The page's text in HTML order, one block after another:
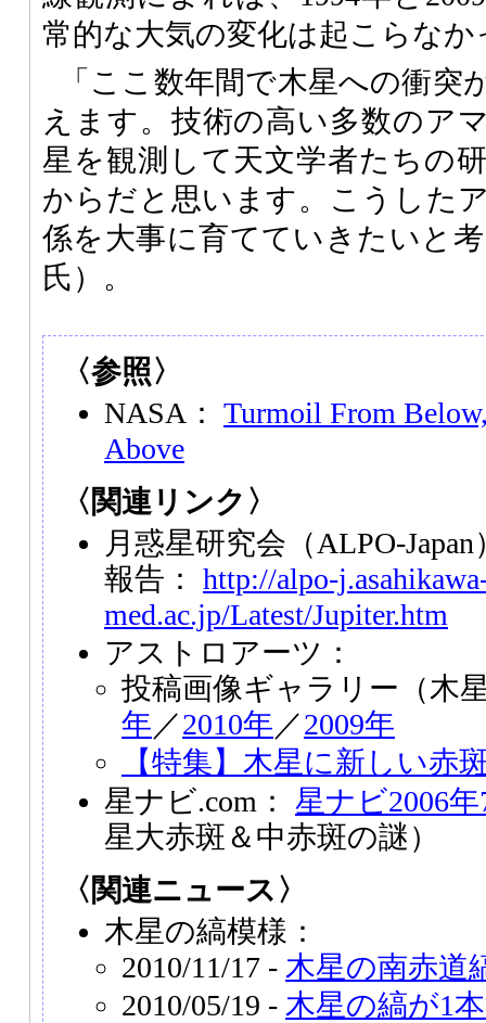
常的な大気の変化は起こらな
「ここ数年間で木星への衝突
えます。技術の高い多数のア
星を観測して天文学者たちの
からだと思います。こうした
係を大事に育てていきたいと
氏）。
〈参照〉
NASA： Turmoil From
Above
〈関連リンク〉
月惑星研究会（ALPO-
報告： http://alpo-
med.ac.jp/Latest/Jupiter.htm
アストロアーツ：
投稿画像ギャラリー（木
年 ／2010年 ／2009年
【特集】木星に新しい赤
星ナビ.com： 星ナビ2006
星大赤斑＆中赤斑の謎）
〈関連ニュース〉
木星の縞模様：
2010/11/17 - 木星の南赤道
2010/05/19 - 木星の縞が1